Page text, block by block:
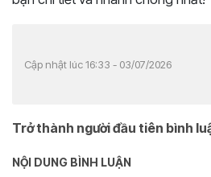
Cập nhật lúc 16:33 - 03/07/2026
Trở thành người đầu tiên bình
NỘI DUNG BÌNH LUẬN